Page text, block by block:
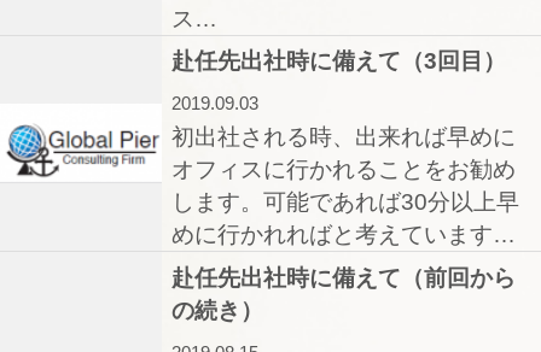
ス…
赴任先出社時に備えて（3回目）
2019.09.03
初出社される時、出来れば早めに
オフィスに行かれることをお勧め
します。可能であれば30分以上早
めに行かれればと考えています…
赴任先出社時に備えて（前回から
の続き）